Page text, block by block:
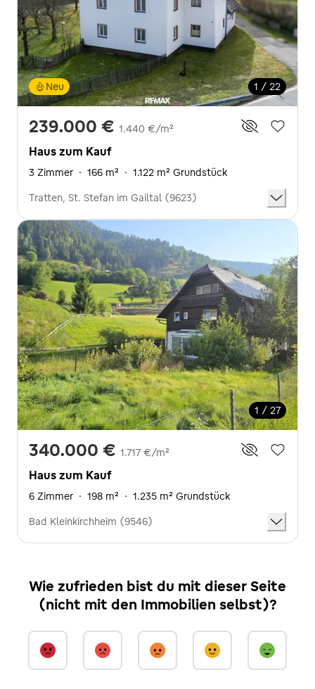
1 / 22
Neu
239.000 € 1.440 €/m²
Haus zum Kauf
3 Zimmer · 166 m² · 1.122 m² Grundstück
Tratten, St. Stefan im Gailtal (9623)
1 / 27
340.000 € 1.717 €/m²
Haus zum Kauf
6 Zimmer · 198 m² · 1.235 m² Grundstück
Bad Kleinkirchheim (9546)
Wie zufrieden bist du mit dieser Seite
(nicht mit den Immobilien selbst)?